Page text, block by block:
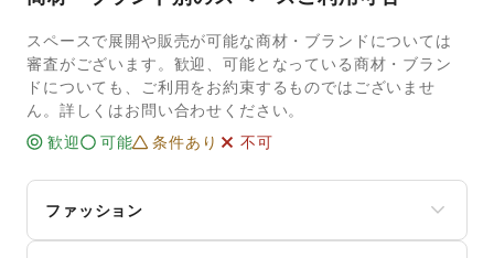
スペースで展開や販売が可能な商材・ブランドについては
審査がございます。歓迎、可能となっている商材・ブラン
ドについても、ご利用をお約束するものではございませ
ん。詳しくはお問い合わせください。
歓迎
可能 条件あり 不可
ファッション